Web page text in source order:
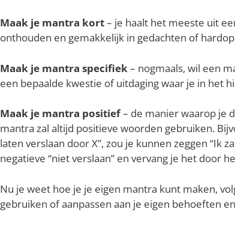
Maak je mantra kort– je haalt het meeste uit
onthouden en gemakkelijk in gedachten of
Maak je mantra specifiek– nogmaals, wil een
een bepaalde kwestie of uitdaging waar je in het
Maak je mantra positief– de manier waarop je
mantra zal altijd positieve woorden gebruiken.
laten verslaan door X”, zou je kunnen zeggen “Ik
negatieve “niet verslaan” en vervang je het door
Nu je weet hoe je je eigen mantra kunt maken,
gebruiken of aanpassen aan je eigen behoeften